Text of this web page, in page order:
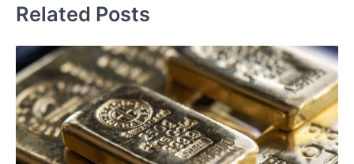
Related Posts